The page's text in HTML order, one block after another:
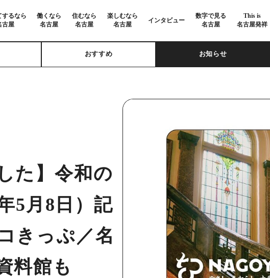
するなら
古屋
働くなら
名古屋
住むなら
名古屋
楽しむなら
名古屋
インタビュー
数字で見る
名古屋
This is
名古屋発祥
おすすめ お知らせ
た】令和の
5月8日）記
きっぷ／名
料館も